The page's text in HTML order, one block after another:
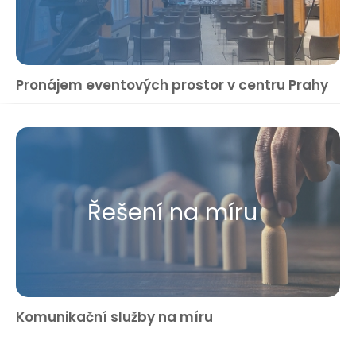
Pronájem eventových prostor v centru Prahy
Řešení na míru
Komunikační služby na míru